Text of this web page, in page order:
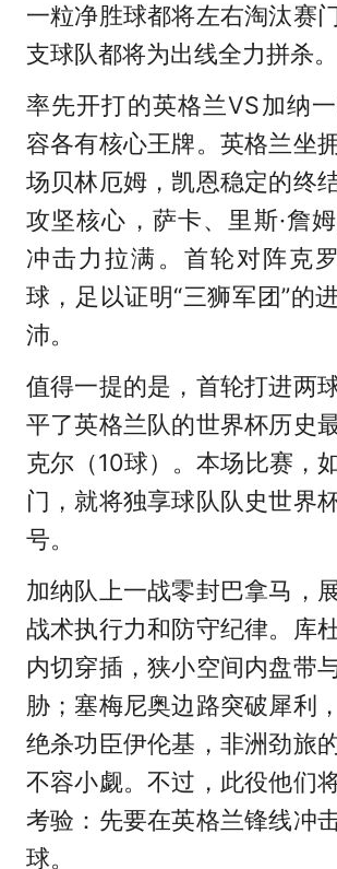
一粒净胜球都将左右淘汰赛
支球队都将为出线全力拼杀。
率先开打的英格兰VS加纳
容各有核心王牌。英格兰坐
场贝林厄姆，凯恩稳定的终
攻坚核心，萨卡、里斯·詹
冲击力拉满。首轮对阵克
球，足以证明“三狮军团”的
沛。
值得一提的是，首轮打进两
平了英格兰队的世界杯历史
克尔（10球）。本场比赛，
门，就将独享球队队史世界
号。
加纳队上一战零封巴拿马，
战术执行力和防守纪律。库
内切穿插，狭小空间内盘带
胁；塞梅尼奥边路突破犀利
绝杀功臣伊伦基，非洲劲旅
不容小觑。不过，此役他们
考验：先要在英格兰锋线冲
球。